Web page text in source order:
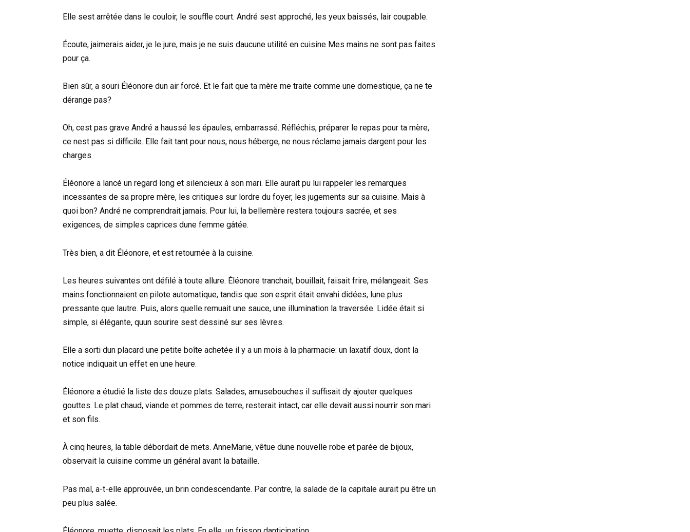
Elle sest arrêtée dans le couloir, le souffle court. André sest approché, les yeux baissés, lair coupable.
Écoute, jaimerais aider, je le jure, mais je ne suis daucune utilité en cuisine Mes mains ne sont pas faites
pour ça.
Bien sûr, a souri Éléonore dun air forcé. Et le fait que ta mère me traite comme une domestique, ça ne te
dérange pas?
Oh, cest pas grave André a haussé les épaules, embarrassé. Réfléchis, préparer le repas pour ta mère,
ce nest pas si difficile. Elle fait tant pour nous, nous héberge, ne nous réclame jamais dargent pour les
charges
Éléonore a lancé un regard long et silencieux à son mari. Elle aurait pu lui rappeler les remarques
incessantes de sa propre mère, les critiques sur lordre du foyer, les jugements sur sa cuisine. Mais à
quoi bon? André ne comprendrait jamais. Pour lui, la bellemère restera toujours sacrée, et ses
exigences, de simples caprices dune femme gâtée.
Très bien, a dit Éléonore, et est retournée à la cuisine.
Les heures suivantes ont défilé à toute allure. Éléonore tranchait, bouillait, faisait frire, mélangeait. Ses
mains fonctionnaient en pilote automatique, tandis que son esprit était envahi didées, lune plus
pressante que lautre. Puis, alors quelle remuait une sauce, une illumination la traversée. Lidée était si
simple, si élégante, quun sourire sest dessiné sur ses lèvres.
Elle a sorti dun placard une petite boîte achetée il y a un mois à la pharmacie: un laxatif doux, dont la
notice indiquait un effet en une heure.
Éléonore a étudié la liste des douze plats. Salades, amusebouches il suffisait dy ajouter quelques
gouttes. Le plat chaud, viande et pommes de terre, resterait intact, car elle devait aussi nourrir son mari
et son fils.
À cinq heures, la table débordait de mets. AnneMarie, vêtue dune nouvelle robe et parée de bijoux,
observait la cuisine comme un général avant la bataille.
Pas mal, a-t-elle approuvée, un brin condescendante. Par contre, la salade de la capitale aurait pu être un
peu plus salée.